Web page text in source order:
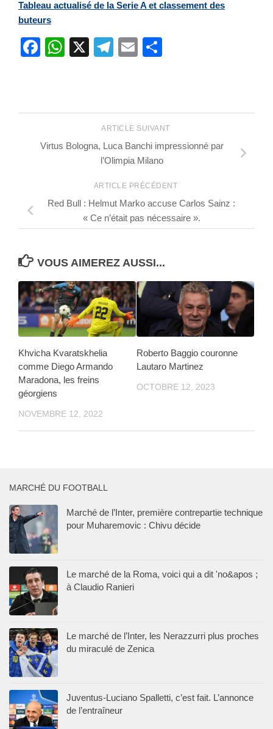
Tableau actualisé de la Serie A et classement des
buteurs
Facebook
WhatsApp
X Telegram
Email
ARTICLE SUIVANT
Virtus Bologna, Luca Banchi impressionné par
l’Olimpia Milano
ARTICLE PRÉCÉDENT
Red Bull : Helmut Marko accuse Carlos Sainz :
« Ce n’était pas nécessaire ».
VOUS AIMEREZ AUSSI...
Khvicha Kvaratskhelia
comme Diego Armando
Maradona, les freins
géorgiens
NOVEMBRE 12, 2022
Roberto Baggio couronne
Lautaro Martinez
OCTOBRE 12, 2023
MARCHÉ DU FOOTBALL
Marché de l’Inter, première contrepartie technique
pour Muharemovic : Chivu décide
Le marché de la Roma, voici qui a dit 'no&apos ;
à Claudio Ranieri
Le marché de l’Inter, les Nerazzurri plus proches
du miraculé de Zenica
Juventus-Luciano Spalletti, c’est fait. L’annonce
de l’entraîneur